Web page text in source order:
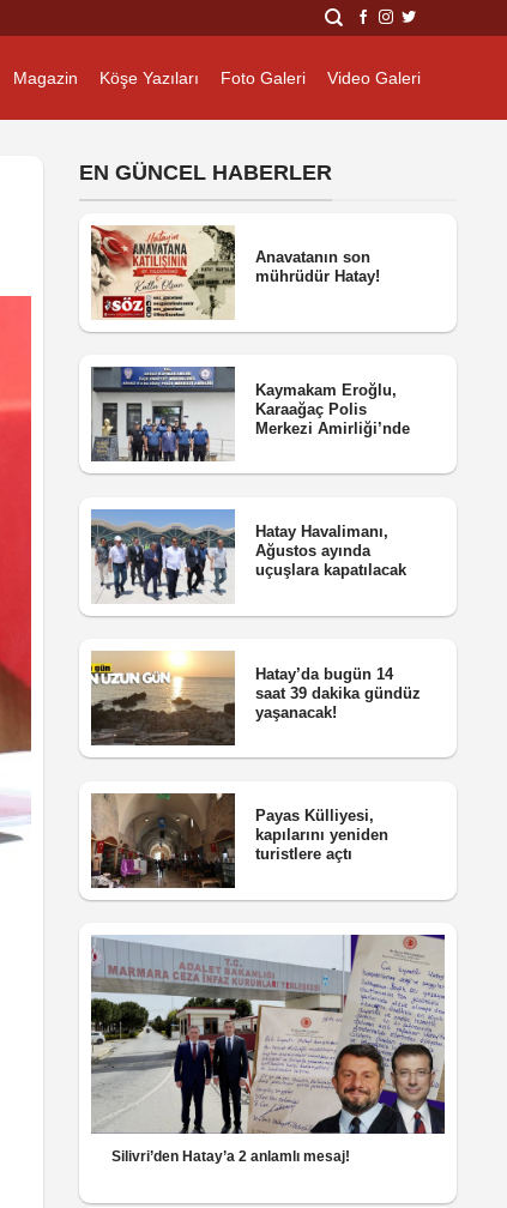
Magazin Köşe Yazıları Foto Galeri Video Galeri
EN GÜNCEL HABERLER
Anavatanın son
mührüdür Hatay!
Kaymakam Eroğlu,
Karaağaç Polis
Merkezi Amirliği’nde
Hatay Havalimanı,
Ağustos ayında
uçuşlara kapatılacak
Hatay’da bugün 14
saat 39 dakika gündüz
yaşanacak!
Payas Külliyesi,
kapılarını yeniden
turistlere açtı
Silivri’den Hatay’a 2 anlamlı mesaj!